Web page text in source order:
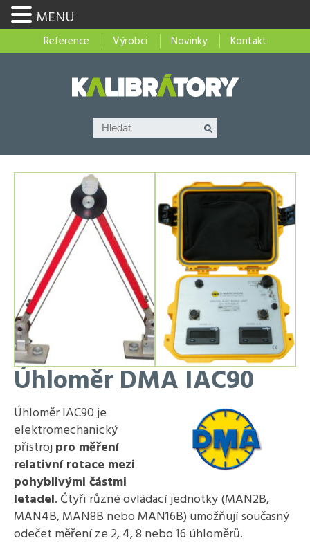
Reference Výrobci Novinky Kontakt
Úhloměr DMA IAC90
Úhloměr IAC90 je
elektromechanický
přístrojpro měření
relativní rotace mezi
pohyblivými částmi
letadel. Čtyři různé ovládací jednotky (MAN2B,
MAN4B, MAN8B nebo MAN16B) umožňují současný
odečet měření ze 2, 4, 8 nebo 16 úhloměrů.
MENU